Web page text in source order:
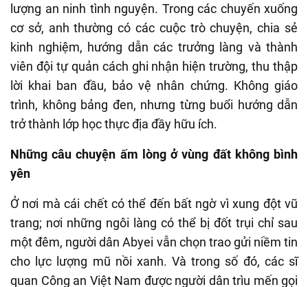
lượng an ninh tình nguyện. Trong các chuyến xuống
cơ sở, anh thường có các cuộc trò chuyện, chia sẻ
kinh nghiệm, hướng dẫn các trưởng làng và thành
viên đội tự quản cách ghi nhận hiện trường, thu thập
lời khai ban đầu, bảo vệ nhân chứng. Không giáo
trình, không bảng đen, nhưng từng buổi hướng dẫn
trở thành lớp học thực địa đầy hữu ích.
Những câu chuyện ấm lòng ở vùng đất không bình
yên
Ở nơi mà cái chết có thể đến bất ngờ vì xung đột vũ
trang; nơi những ngôi làng có thể bị đốt trụi chỉ sau
một đêm, người dân Abyei vẫn chọn trao gửi niềm tin
cho lực lượng mũ nồi xanh. Và trong số đó, các sĩ
quan Công an Việt Nam được người dân trìu mến gọi